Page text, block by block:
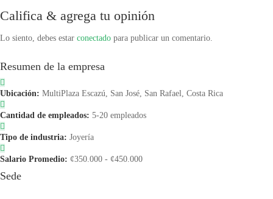
Califica & agrega tu opinión
Lo siento, debes estar conectado para publicar un comentario.
Resumen de la empresa
Ubicación: MultiPlaza Escazú, San José, San Rafael, Costa Rica
Cantidad de empleados: 5-20 empleados
Tipo de industria: Joyería
Salario Promedio: ¢350.000 - ¢450.000
Sede